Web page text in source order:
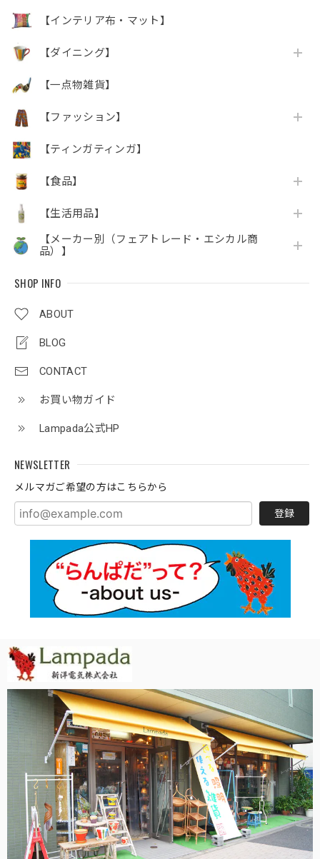
【インテリア布・マット】
【ダイニング】
【一点物雑貨】
【ファッション】
【ティンガティンガ】
【食品】
【生活用品】
【メーカー別（フェアトレード・エシカル商
品）】
SHOP INFO
ABOUT
BLOG
CONTACT
お買い物ガイド
Lampada公式HP
NEWSLETTER
メルマガご希望の方はこちらから
登録